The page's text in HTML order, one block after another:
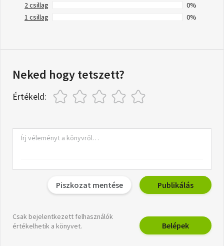
2 csillag
0%
1 csillag
0%
Neked hogy tetszett?
Értékeld:
Piszkozat mentése Publikálás
Csak bejelentkezett felhasználók
értékelhetik a könyvet.
Belépek